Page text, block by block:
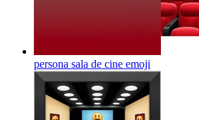
persona sala de cine emoji